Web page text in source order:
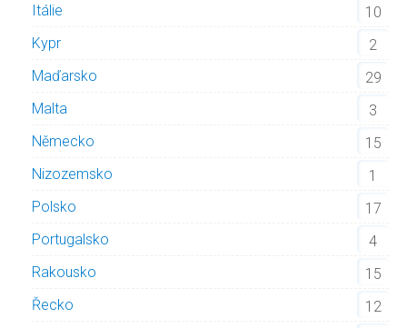
Itálie
10
Kypr
2
Maďarsko
29
Malta
3
Německo
15
Nizozemsko
1
Polsko
17
Portugalsko
4
Rakousko
15
Řecko
12